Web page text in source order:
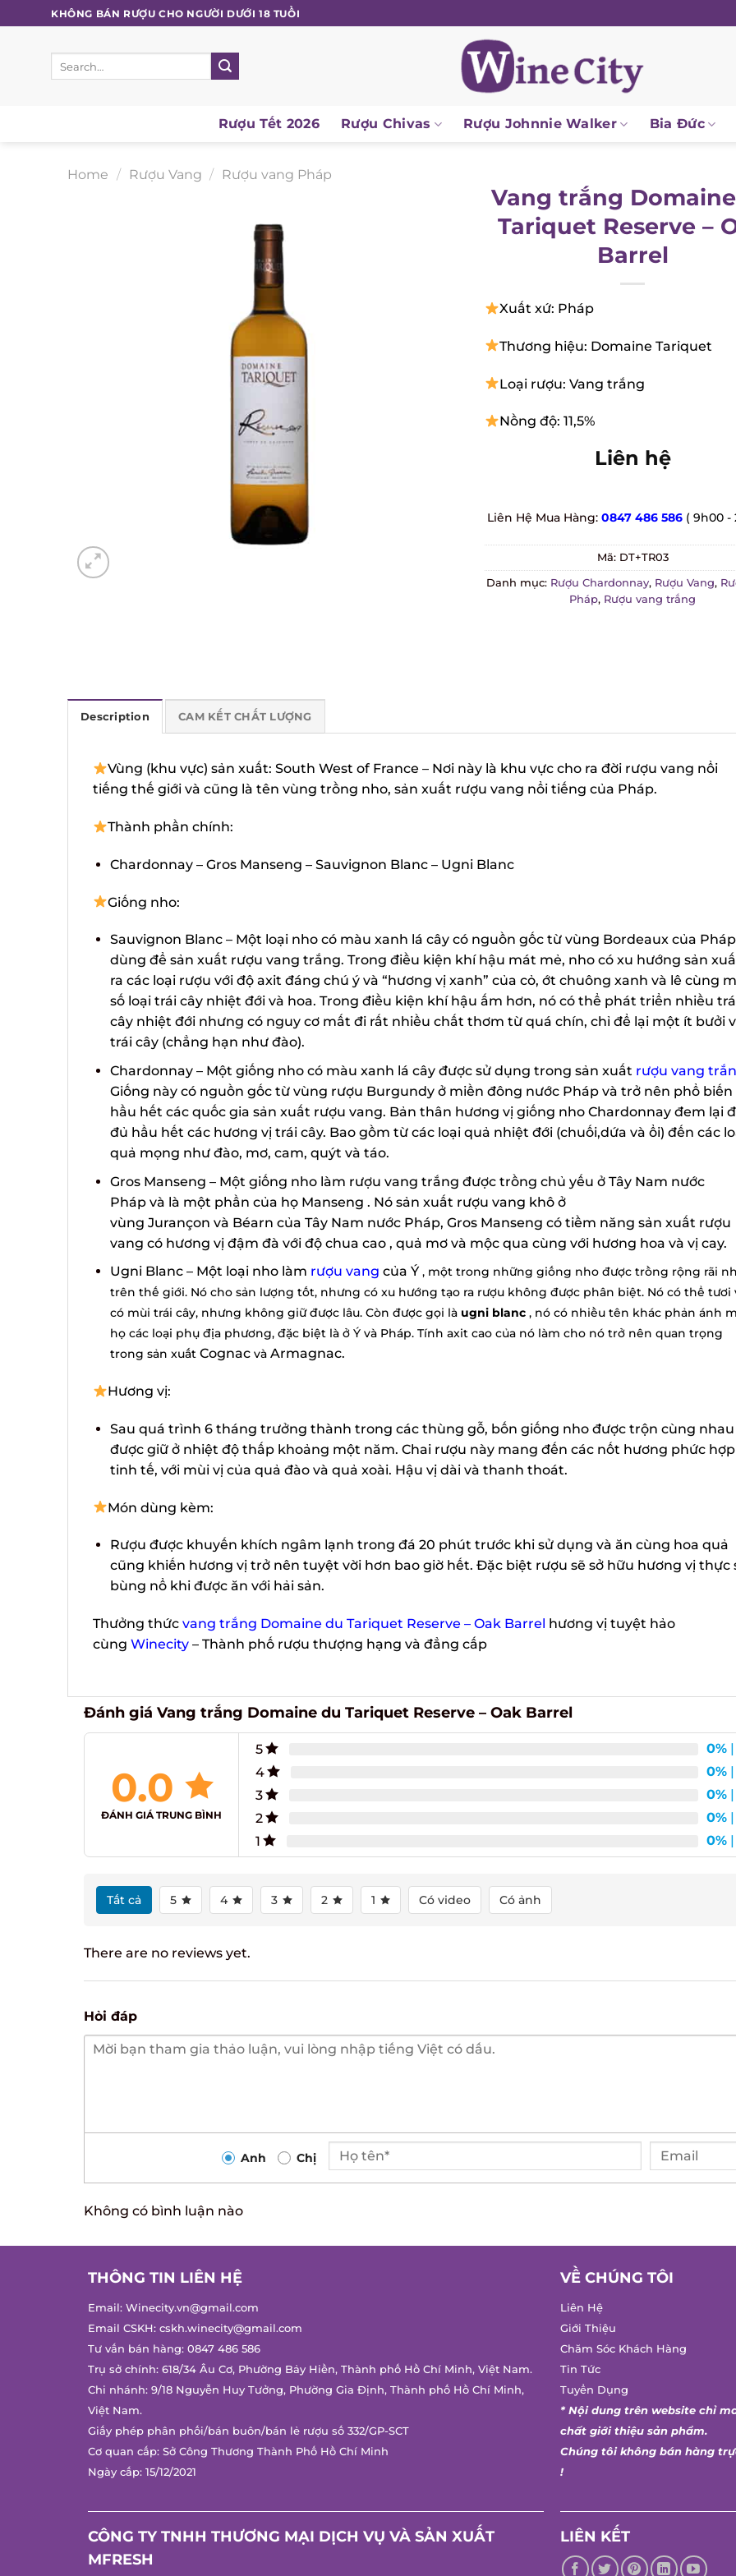
to
content
KHÔNG BÁN RƯỢU CHO NGƯỜI DƯỚI 18 TUỔI
Rượu Tết 2026 Rượu Chivas Rượu Johnnie Walker Bia Đức
Home Rượu Vang Rượu vang Pháp
Vang trắng
Tariquet Reserve –
Barrel
Xuất xứ: Pháp
Thương hiệu: Domaine Tariquet
Loại rượu: Vang trắng
Nồng độ: 11,5%
Liên hệ
Liên Hệ Mua Hàng:0847 486 586 ( 9h00 -
Mã:DT+TR03
Danh mục:Rượu Chardonnay,Rượu Vang,
Pháp,Rượu vang trắng
Description CAM KẾT CHẤT LƯỢNG
Vùng (khu vực) sản xuất: South West of France – Nơi này là khu vực cho ra đời rượu vang nổi
tiếng thế giới và cũng là tên vùng trồng nho, sản xuất rượu vang nổi tiếng của Pháp.
Thành phần chính:
Chardonnay – Gros Manseng – Sauvignon Blanc – Ugni Blanc
Giống nho:
Sauvignon Blanc – Một loại nho có màu xanh lá cây có nguồn gốc từ vùng Bordeaux của Pháp
dùng để sản xuất rượu vang trắng. Trong điều kiện khí hậu mát mẻ, nho có xu hướng sản xuất
ra các loại rượu với độ axit đáng chú ý và “hương vị xanh” của cỏ, ớt chuông xanh và lê cùng
số loại trái cây nhiệt đới và hoa. Trong điều kiện khí hậu ấm hơn, nó có thể phát triển nhiều trái
cây nhiệt đới nhưng có nguy cơ mất đi rất nhiều chất thơm từ quá chín, chỉ để lại một ít bưởi
trái cây (chẳng hạn như đào).
Chardonnay – Một giống nho có màu xanh lá cây được sử dụng trong sản xuấtrượu vang
Giống này có nguồn gốc từ vùng rượu Burgundy ở miền đông nước Pháp và trở nên phổ biến
hầu hết các quốc gia sản xuất rượu vang. Bản thân hương vị giống nho Chardonnay đem lại
đủ hầu hết các hương vị trái cây. Bao gồm từ các loại quả nhiệt đới (chuối,dứa và ổi) đến các
quả mọng như đào, mơ, cam, quýt và táo.
Gros Manseng – Một giống nho làm rượu vang trắng được trồng chủ yếu ở Tây Nam nước
Pháp và là một phần của họ Manseng . Nó sản xuất rượu vang khô ở
vùng Jurançon và Béarn của Tây Nam nước Pháp, Gros Manseng có tiềm năng sản xuất rượu
vang có hương vị đậm đà với độ chua cao , quả mơ và mộc qua cùng với hương hoa và vị cay.
Ugni Blanc – Một loại nho làmrượu vangcủa Ý, một trong những giống nho được trồng rộng rãi
trên thế giới.Nó cho sản lượng tốt, nhưng có xu hướng tạo ra rượu không được phân biệt. Nó có thể tươi
có mùi trái cây, nhưng không giữ được lâu. Còn được gọi làugni blanc, nó có nhiều tên khác phản ánh
họ các loại phụ địa phương, đặc biệt là ở Ý và Pháp.Tính axit cao của nó làm cho nó trở nên quan trọng
trong sản xuấtCognacvàArmagnac.
Hương vị:
Sau quá trình 6 tháng trưởng thành trong các thùng gỗ, bốn giống nho được trộn cùng nhau
được giữ ở nhiệt độ thấp khoảng một năm. Chai rượu này mang đến các nốt hương phức hợp
tinh tế, với mùi vị của quả đào và quả xoài. Hậu vị dài và thanh thoát.
Món dùng kèm:
Rượu được khuyến khích ngâm lạnh trong đá 20 phút trước khi sử dụng và ăn cùng hoa quả
cũng khiến hương vị trở nên tuyệt vời hơn bao giờ hết. Đặc biệt rượu sẽ sở hữu hương vị thực
bùng nổ khi được ăn với hải sản.
Thưởng thứcvang trắng Domaine du Tariquet Reserve – Oak Barrelhương vị tuyệt hảo
cùngWinecity– Thành phố rượu thượng hạng và đẳng cấp
Đánh giá Vang trắng Domaine du Tariquet Reserve – Oak Barrel
0.0
ĐÁNH GIÁ TRUNG BÌNH
5 0%|
4
0%|
3
0%|
2
0%|
0%|
Tất cả 5 4 3 2 1 Có video Có ảnh
There are no reviews yet.
Hỏi đáp
Anh Chị
Không có bình luận nào
THÔNG TIN LIÊN HỆ
Email:Winecity.vn@gmail.com
Email CSKH:cskh.winecity@gmail.com
Tư vấn bán hàng:0847 486 586
Trụ sở chính: 618/34 Âu Cơ, Phường Bảy Hiền, Thành phố Hồ Chí Minh, Việt Nam.
Chi nhánh: 9/18 Nguyễn Huy Tưởng, Phường Gia Định, Thành phố Hồ Chí Minh,
Việt Nam.
Giấy phép phân phối/bán buôn/bán lẻ rượu số 332/GP-SCT
Cơ quan cấp: Sở Công Thương Thành Phố Hồ Chí Minh
Ngày cấp: 15/12/2021
VỀ CHÚNG TÔI
Liên Hệ
Giới Thiệu
Chăm Sóc Khách Hàng
Tin Tức
Tuyển Dụng
* Nội dung trên website chỉ
chất giới thiệu sản phẩm.
Chúng tôi không bán hàng
CÔNG TY TNHH THƯƠNG MẠI DỊCH VỤ VÀ SẢN XUẤT
MFRESH
LIÊN KẾT